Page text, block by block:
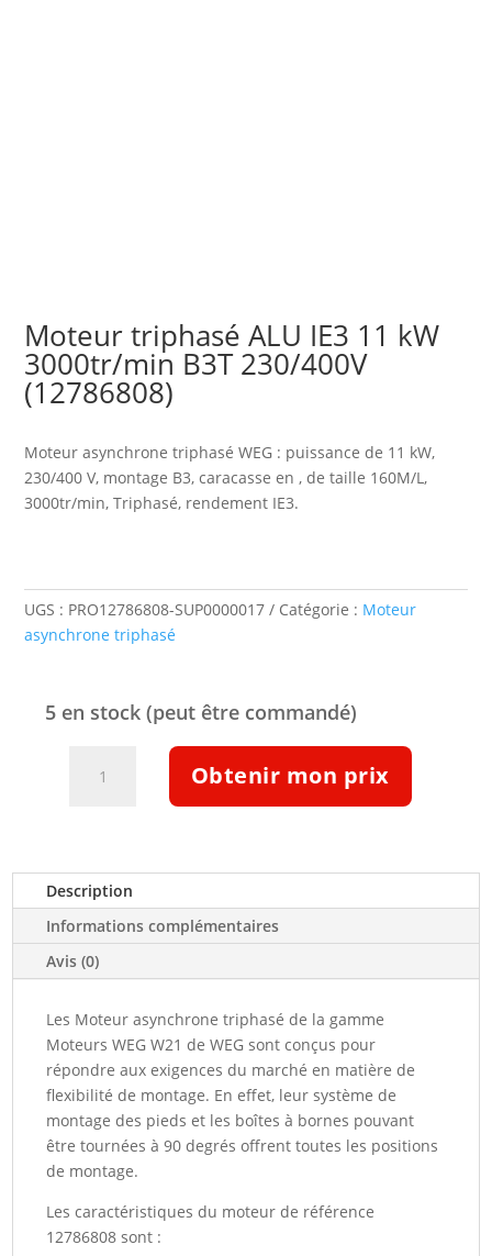
Moteur triphasé ALU IE3 11 kW
3000tr/min B3T 230/400V
(12786808)
Moteur asynchrone triphasé WEG : puissance de 11 kW,
230/400 V, montage B3, caracasse en , de taille 160M/L,
3000tr/min, Triphasé, rendement IE3.
UGS : PRO12786808-SUP0000017 Catégorie : Moteur
asynchrone triphasé
5 en stock (peut être commandé)
IE3
11
kW
3000tr/min
B3T
230/400V
(12786808)
Obtenir mon prix
Description
Informations complémentaires
Avis (0)
Les Moteur asynchrone triphasé de la gamme
Moteurs WEG W21 de WEG sont conçus pour
répondre aux exigences du marché en matière de
flexibilité de montage. En effet, leur système de
montage des pieds et les boîtes à bornes pouvant
être tournées à 90 degrés offrent toutes les positions
de montage.
Les caractéristiques du moteur de référence
12786808 sont :